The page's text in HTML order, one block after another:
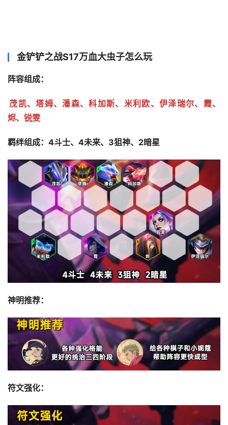
金铲铲之战S17万血大虫子怎么玩
阵容组成：
茂凯、塔姆、潘森、科加斯、米利欧、伊泽瑞尔、霞、
烬、锐雯
羁绊组成：4斗士、4未来、3狙神、2暗星
神明推荐：
符文强化：